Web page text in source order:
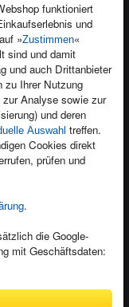
funktioniert
und
»Zustimmen«
sind und damit
und auch Drittanbieter
zu Ihrer Nutzung
zur Analyse sowie zur
und deren
Auswahl treffen.
Cookies direkt
prüfen und
.
die Google-
mit Geschäftsdaten:
Rights
schreiben